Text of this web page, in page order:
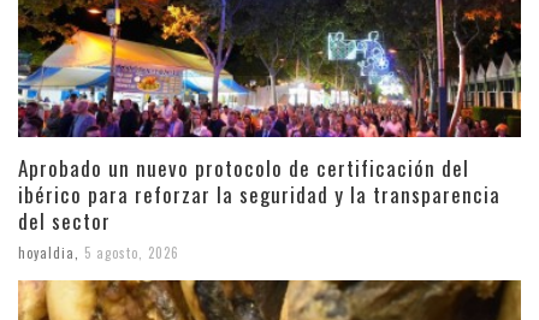
Aprobado un nuevo protocolo de certificación del
ibérico para reforzar la seguridad y la transparencia
del sector
hoyaldia 5 agosto, 2026